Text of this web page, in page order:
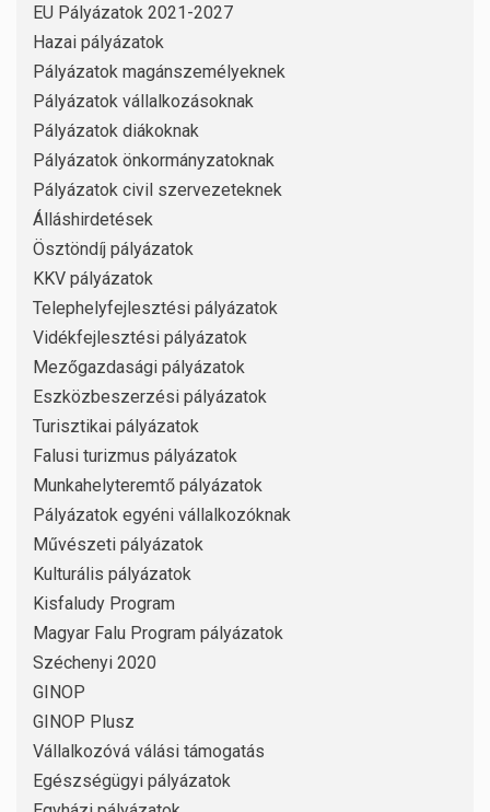
EU Pályázatok 2021-2027
Hazai pályázatok
Pályázatok magánszemélyeknek
Pályázatok vállalkozásoknak
Pályázatok diákoknak
Pályázatok önkormányzatoknak
Pályázatok civil szervezeteknek
Álláshirdetések
Ösztöndíj pályázatok
KKV pályázatok
Telephelyfejlesztési pályázatok
Vidékfejlesztési pályázatok
Mezőgazdasági pályázatok
Eszközbeszerzési pályázatok
Turisztikai pályázatok
Falusi turizmus pályázatok
Munkahelyteremtő pályázatok
Pályázatok egyéni vállalkozóknak
Művészeti pályázatok
Kulturális pályázatok
Kisfaludy Program
Magyar Falu Program pályázatok
Széchenyi 2020
GINOP
GINOP Plusz
Vállalkozóvá válási támogatás
Egészségügyi pályázatok